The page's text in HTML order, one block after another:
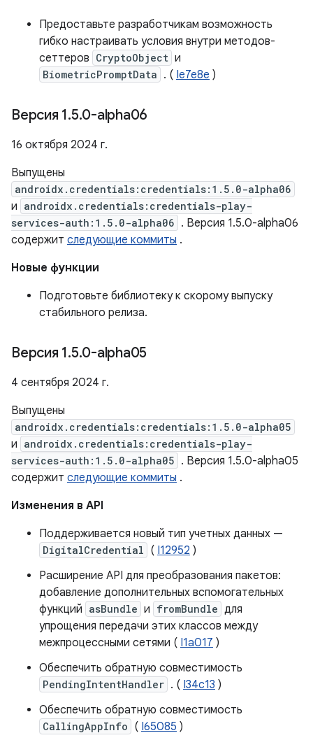
Предоставьте разработчикам возможность
гибко настраивать условия внутри методов-
сеттеров CryptoObject и
BiometricPromptData . ( Ie7e8e )
Версия 1.5.0-alpha06
16 октября 2024 г.
Выпущены
androidx.credentials:credentials:1.5.0-alpha06
и androidx.credentials:credentials-play-
services-auth:1.5.0-alpha06 . Версия 1.5.0-alpha06
содержит следующие коммиты .
Новые функции
Подготовьте библиотеку к скорому выпуску
стабильного релиза.
Версия 1.5.0-alpha05
4 сентября 2024 г.
Выпущены
androidx.credentials:credentials:1.5.0-alpha05
и androidx.credentials:credentials-play-
services-auth:1.5.0-alpha05 . Версия 1.5.0-alpha05
содержит следующие коммиты .
Изменения в API
Поддерживается новый тип учетных данных —
DigitalCredential ( I12952 )
Расширение API для преобразования пакетов:
добавление дополнительных вспомогательных
функций asBundle и fromBundle для
упрощения передачи этих классов между
межпроцессными сетями ( I1a017 )
Обеспечить обратную совместимость
PendingIntentHandler . ( I34c13 )
Обеспечить обратную совместимость
CallingAppInfo ( I65085 )